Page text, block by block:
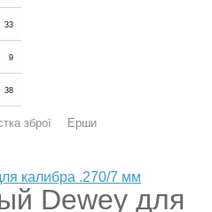
33
9
38
зброї Ерши
Dewey для